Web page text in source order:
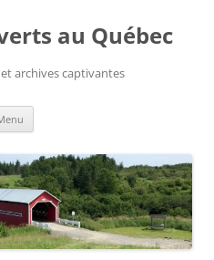
au Québec
archives captivantes